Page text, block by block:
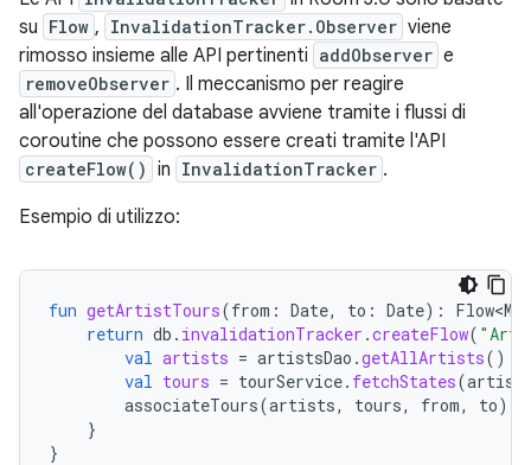
su Flow , InvalidationTracker.Observer viene
rimosso insieme alle API pertinenti addObserver e
removeObserver . Il meccanismo per reagire
all'operazione del database avviene tramite i flussi di
coroutine che possono essere creati tramite l'API
createFlow() in InvalidationTracker .
Esempio di utilizzo:
fun getArtistTours(from : Date, to : Date):
return db . invalidationTracker .createFlow(
val artists = artistsDao .getAllArtists()
val tours = tourService. fetchStates(
associateTours(artists, tours, from, to)
}
}